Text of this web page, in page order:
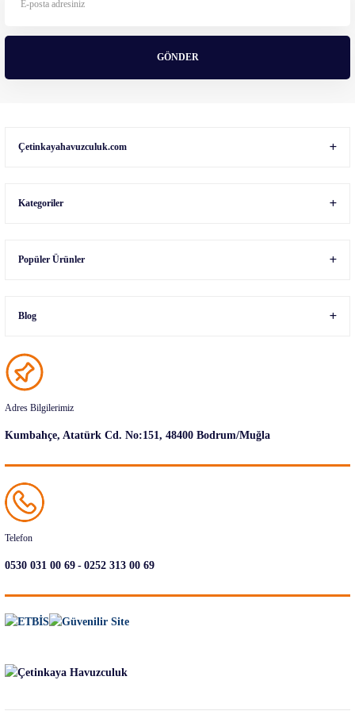
GÖNDER
Çetinkayahavuzculuk.com
Kategoriler
Popüler Ürünler
Blog
Adres Bilgilerimiz
Kumbahçe, Atatürk Cd. No:151, 48400 Bodrum/Muğla
Telefon
0530 031 00 69-0252 313 00 69